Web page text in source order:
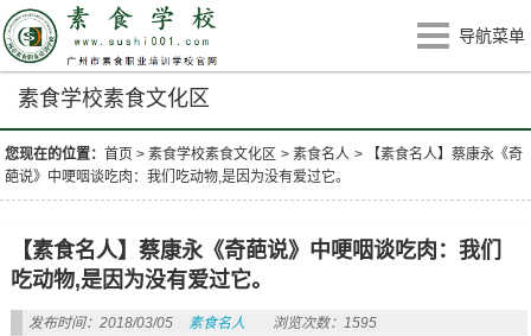
导航菜单
素食学校素食文化区
您现在的位置：首页 >素食学校素食文化区 >素食名人 >
【素食名人】蔡康永《奇
葩说》中哽咽谈吃肉：我们吃动物,是因为没有爱过它。
【素食名人】蔡康永《奇葩说》中哽咽谈吃肉：我们
吃动物,是因为没有爱过它。
发布时间：2018/03/05 素食名人 浏览次数：1595